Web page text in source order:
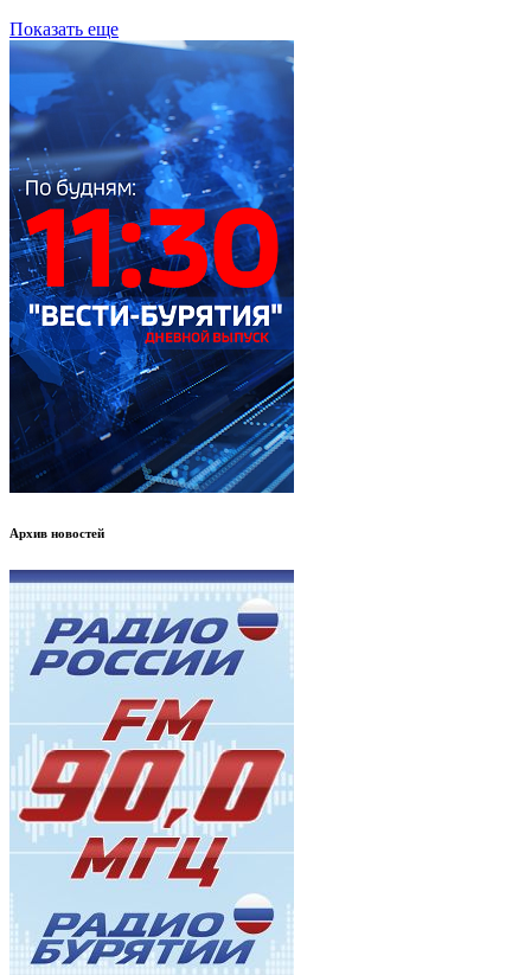
Показать еще
Архив новостей